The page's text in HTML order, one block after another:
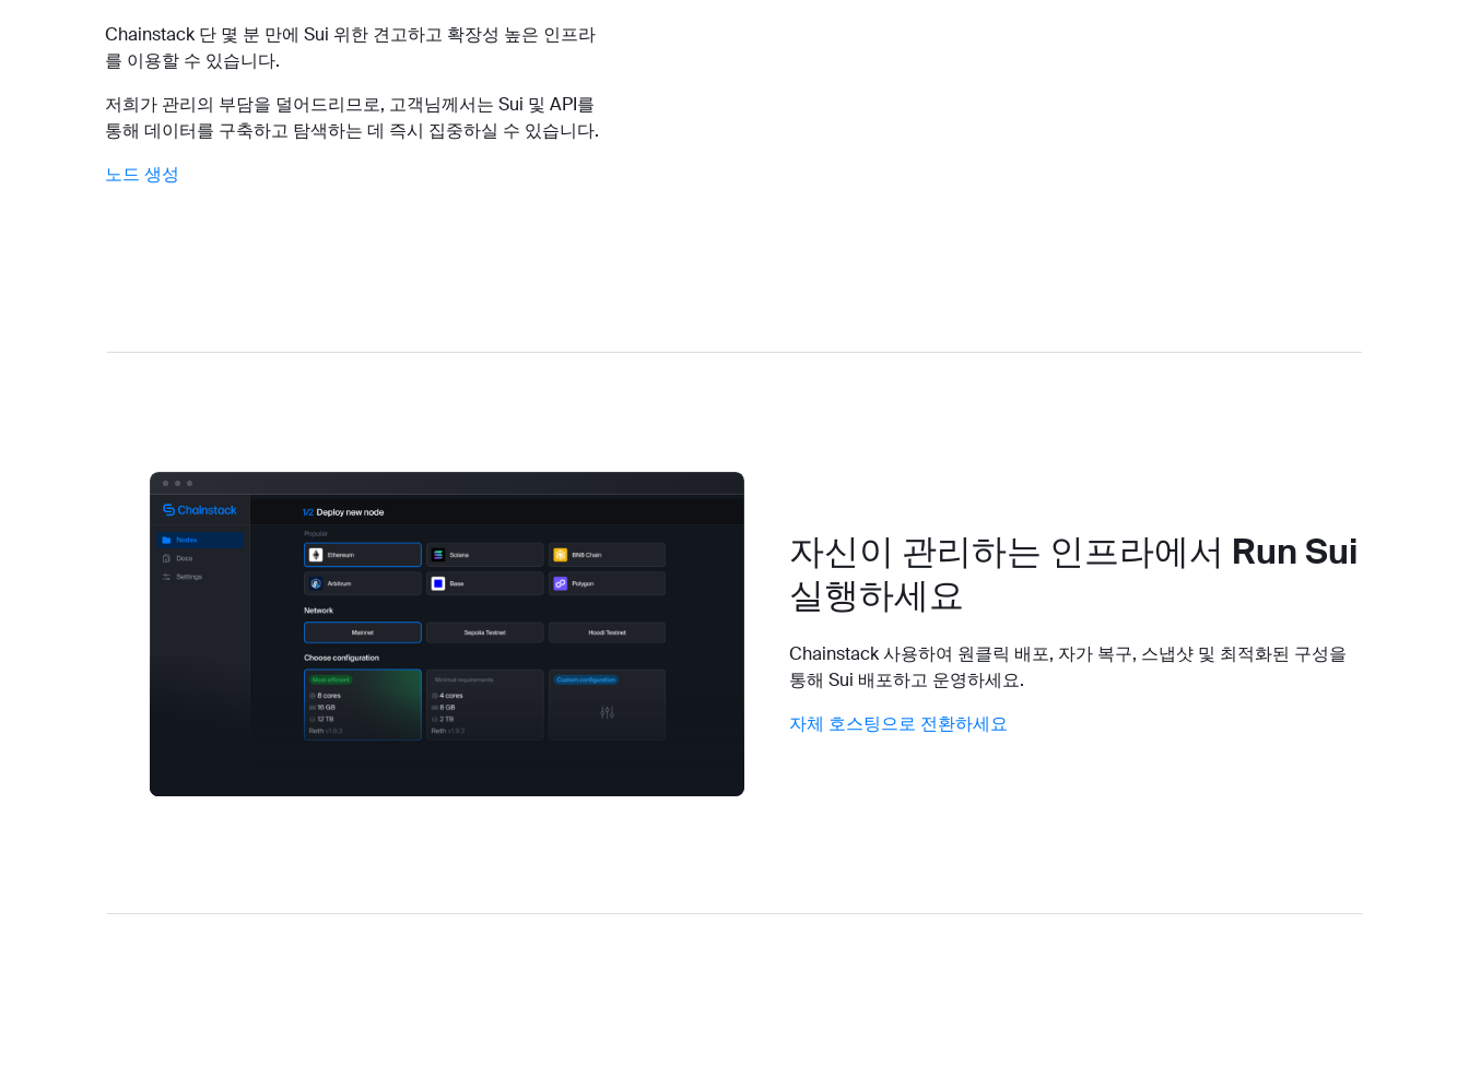
Chainstack 단 몇 분 만에 Sui 위한 견고하고 확장성 높은 인프라
를 이용할 수 있습니다.
저희가 관리의 부담을 덜어드리므로, 고객님께서는 Sui 및 API를
통해 데이터를 구축하고 탐색하는 데 즉시 집중하실 수 있습니다.
노드 생성
자신이 관리하는 인프라에서 Run Sui
실행하세요
Chainstack 사용하여 원클릭 배포, 자가 복구, 스냅샷 및 최적화된 구성을
통해 Sui 배포하고 운영하세요.
자체 호스팅으로 전환하세요